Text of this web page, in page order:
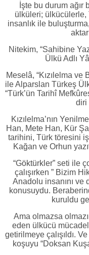
İşte bu durum ağır
ülküleri; ülkücülerle,
insanlık ile
Nitekim, “Sahibine
Ülkü Adlı
Meselâ, “Kızılelma ve
ile Alparslan Türkeş
“Türk’ün Tarihî
diri
Kızılelma’nın
Han, Mete Han, Kür
tarihini, Türk töresini
Kağan ve Orhun
“Göktürkler” seti ile
çalışırken ” Bizim
Anadolu insanını ve
konusuydu.
kuruldu
Ama olmazsa
eden ülkücü
getirilmeye çalışıldı.
koşuyu “Doksan